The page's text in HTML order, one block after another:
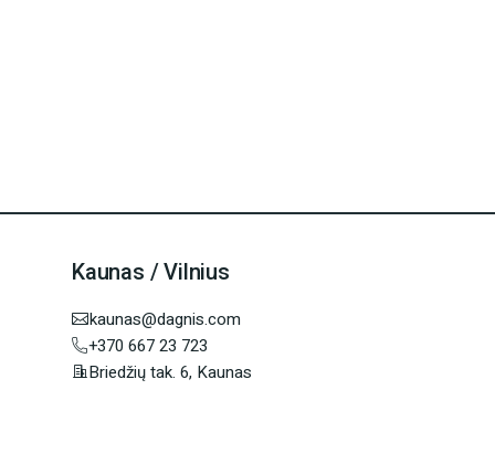
Kaunas / Vilnius
kaunas@dagnis.com
+370 667 23 723
Briedžių tak. 6, Kaunas